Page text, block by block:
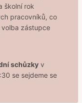
školní rok
pracovníků, co
zástupce
schůzky v
se sejdeme se